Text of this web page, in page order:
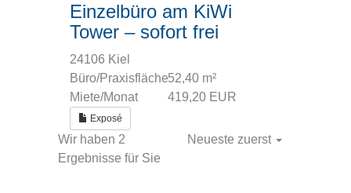
Einzelbüro am KiWi
Tower – sofort frei
24106 Kiel
Büro/Praxisfläche52,40 m²
Miete/Monat
419,20 EUR
Exposé
Wir haben 2
Ergebnisse für Sie
Neueste zuerst